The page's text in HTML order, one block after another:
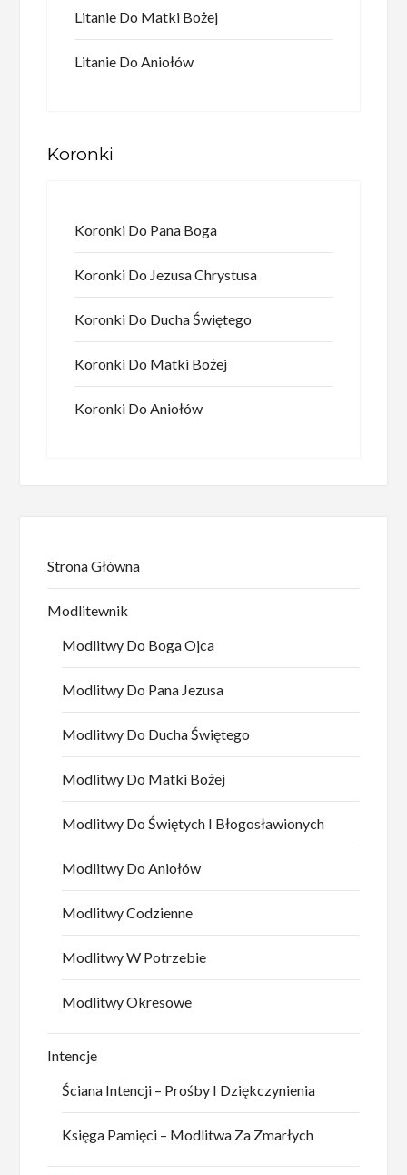
Litanie Do Matki Bożej
Litanie Do Aniołów
Koronki
Koronki Do Pana Boga
Koronki Do Jezusa Chrystusa
Koronki Do Ducha Świętego
Koronki Do Matki Bożej
Koronki Do Aniołów
Strona Główna
Modlitewnik
Modlitwy Do Boga Ojca
Modlitwy Do Pana Jezusa
Modlitwy Do Ducha Świętego
Modlitwy Do Matki Bożej
Modlitwy Do Świętych I Błogosławionych
Modlitwy Do Aniołów
Modlitwy Codzienne
Modlitwy W Potrzebie
Modlitwy Okresowe
Intencje
Ściana Intencji – Prośby I Dziękczynienia
Księga Pamięci – Modlitwa Za Zmarłych